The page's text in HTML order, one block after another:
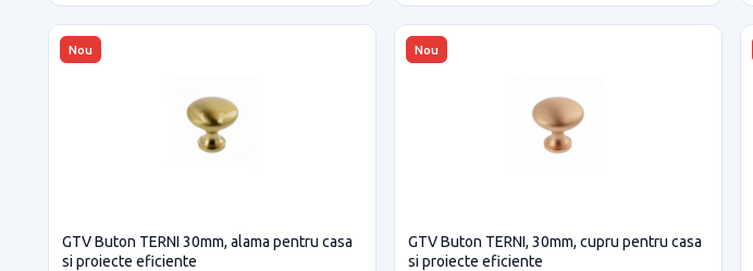
Nou
GTV Buton TERNI 30mm, alama pentru casa
si proiecte eficiente
Nou
GTV Buton TERNI, 30mm, cupru pentru casa
si proiecte eficiente